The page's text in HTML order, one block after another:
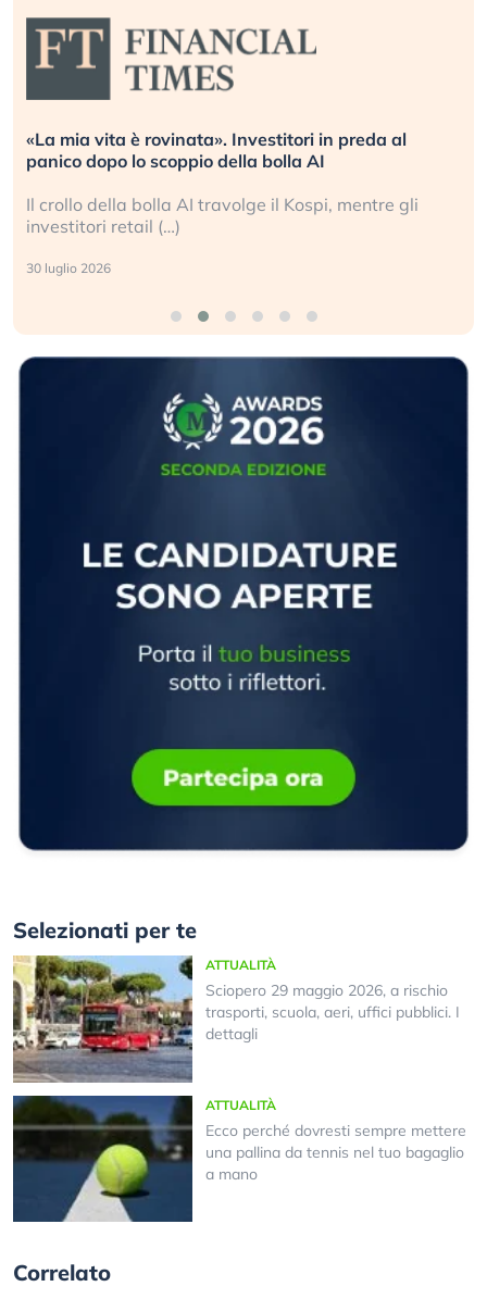
«La mia vita è rovinata». Investitori in preda al
panico dopo lo scoppio della bolla AI
Il crollo della bolla AI travolge il Kospi, mentre gli
investitori retail (…)
30 luglio 2026
Selezionati per te
ATTUALITÀ
Sciopero 29 maggio 2026, a rischio
trasporti, scuola, aeri, uffici pubblici. I
dettagli
ATTUALITÀ
Ecco perché dovresti sempre mettere
una pallina da tennis nel tuo bagaglio
a mano
Correlato